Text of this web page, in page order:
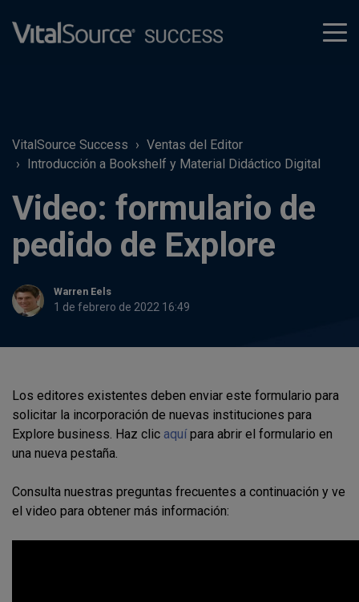
VitalSource Success
Ventas del Editor
Introducción a Bookshelf y Material Didáctico Digital
Video: formulario de
pedido de Explore
Warren Eels
1 de febrero de 2022 16:49
Los editores existentes deben enviar este formulario para
solicitar la incorporación de nuevas instituciones para
Explore business. Haz clic aquípara abrir el formulario en
una nueva pestaña.
Consulta nuestras preguntas frecuentes a continuación y ve
el video para obtener más información: